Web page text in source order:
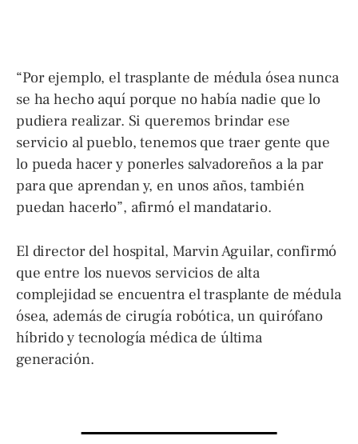
“Por ejemplo, el trasplante de médula ósea nunca
se ha hecho aquí porque no había nadie que lo
pudiera realizar. Si queremos brindar ese
servicio al pueblo, tenemos que traer gente que
lo pueda hacer y ponerles salvadoreños a la par
para que aprendan y, en unos años, también
puedan hacerlo”, afirmó el mandatario.
El director del hospital, Marvin Aguilar, confirmó
que entre los nuevos servicios de alta
complejidad se encuentra el trasplante de médula
ósea, además de cirugía robótica, un quirófano
híbrido y tecnología médica de última
generación.